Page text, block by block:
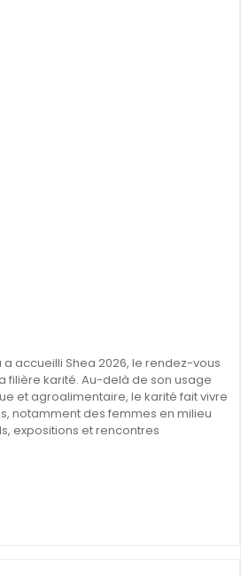
accueilli Shea 2026, le rendez-vous
filière karité. Au-delà de son usage
et agroalimentaire, le karité fait vivre
notamment des femmes en milieu
expositions et rencontres